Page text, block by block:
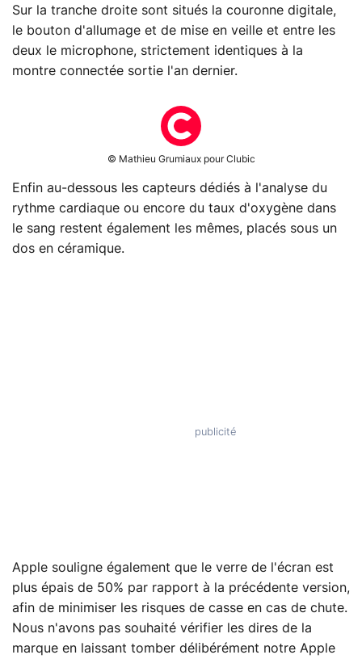
Sur la tranche droite sont situés la couronne digitale,
le bouton d'allumage et de mise en veille et entre les
deux le microphone, strictement identiques à la
montre connectée sortie l'an dernier.
© Mathieu Grumiaux pour Clubic
Enfin au-dessous les capteurs dédiés à l'analyse du
rythme cardiaque ou encore du taux d'oxygène dans
le sang restent également les mêmes, placés sous un
dos en céramique.
Apple souligne également que le verre de l'écran est
plus épais de 50% par rapport à la précédente version,
afin de minimiser les risques de casse en cas de chute.
Nous n'avons pas souhaité vérifier les dires de la
marque en laissant tomber délibérément notre Apple